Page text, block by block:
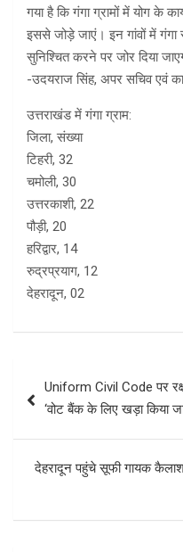
गया है कि गंगा ग्रामों में योग के
इससे जोड़े जाएं। इन गांवों में गंगा
सुनिश्चित करने पर जोर दिया
-उदयराज सिंह, अपर सचिव एवं
उत्तराखंड में गंगा ग्राम:
जिला, संख्या
टिहरी, 32
चमोली, 30
उत्तरकाशी, 22
पौड़ी, 20
हरिद्वार, 14
रुद्रप्रयाग, 12
देहरादून, 02
navigation
Uniform Civil Code पर
‘वोट बैंक के लिए खड़ा किया जा
देहरादून पहुंचे सूफी गायक कैलाश